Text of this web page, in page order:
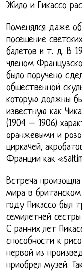
Жило и Пикассо
Поменялся даже
посещение
балетов и т. д. В
членом
было поручено
общественной
которую должны
известную как
(1904 – 1906)
оранжевыми и
циркачей,
Франции как
Встреча
мира в
году Пикассо был
семилетней
С ранних лет
способности к
первой из
приобрел музей.